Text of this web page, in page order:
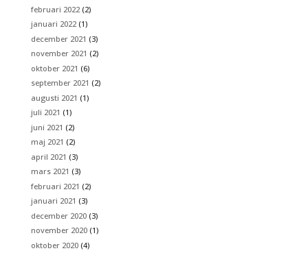
februari 2022(2)
januari 2022(1)
december 2021 (3)
november 2021 (2)
oktober 2021 (6)
september 2021 (2)
augusti 2021 (1)
juli 2021 (1)
juni 2021 (2)
maj 2021 (2)
april 2021 (3)
mars 2021 (3)
februari 2021 (2)
januari 2021 (3)
december 2020(3)
november 2020(1)
oktober 2020(4)